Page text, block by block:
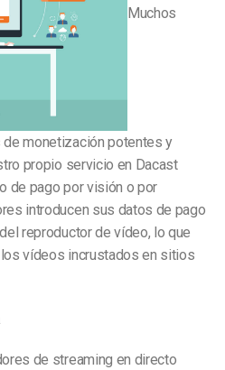
Muchos
monetización potentes y
propio servicio en Dacast
de pago por visión o por
introducen sus datos de pago
reproductor de vídeo, lo que
vídeos incrustados en sitios
de streaming en directo